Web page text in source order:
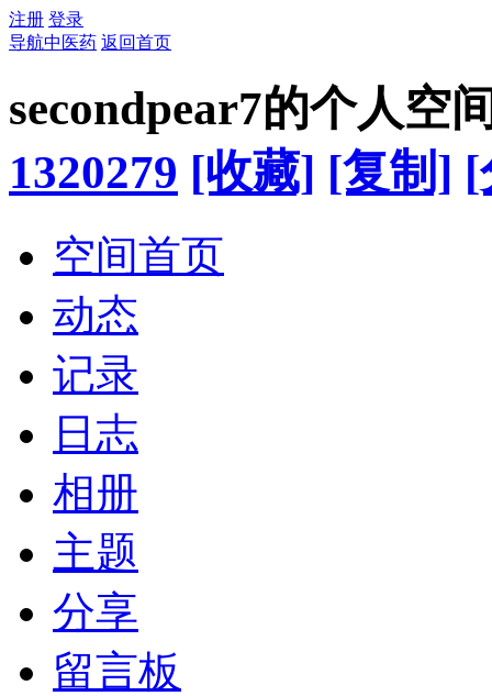
注册 登录
导航中医药 返回首页
secondpear7的个人空
1320279 [收藏] [复制] [
空间首页
动态
记录
日志
相册
主题
分享
留言板